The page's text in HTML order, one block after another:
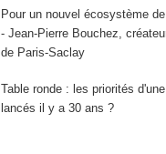
Pour un nouvel écosystème
- Jean-Pierre Bouchez,
de Paris-Saclay
Table ronde : les priorités
lancés il y a 30 ans ?